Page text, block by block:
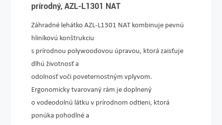
prírodný, AZL-L1301 NAT
Záhradné lehátko AZL-L1301 NAT kombinuje pevnú
hliníkovú konštrukciu
s prírodnou polywoodovou úpravou, ktorá zaisťuje
dlhú životnosť a
odolnosť voči poveternostným vplyvom.
Ergonomicky tvarovaný rám je doplnený
o vodeodolnú látku v prírodnom odtieni, ktorá
ponúka pohodlné a